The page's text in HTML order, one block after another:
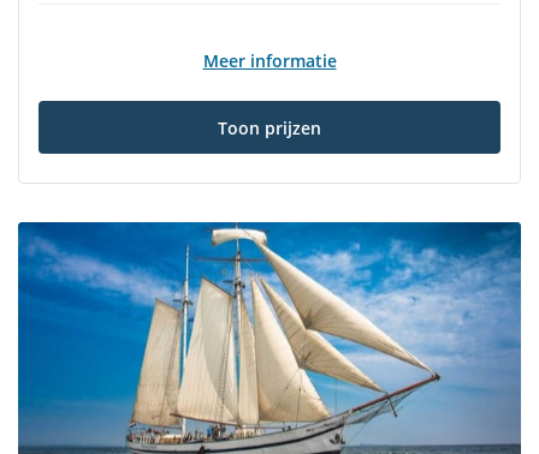
Meer informatie
Toon prijzen